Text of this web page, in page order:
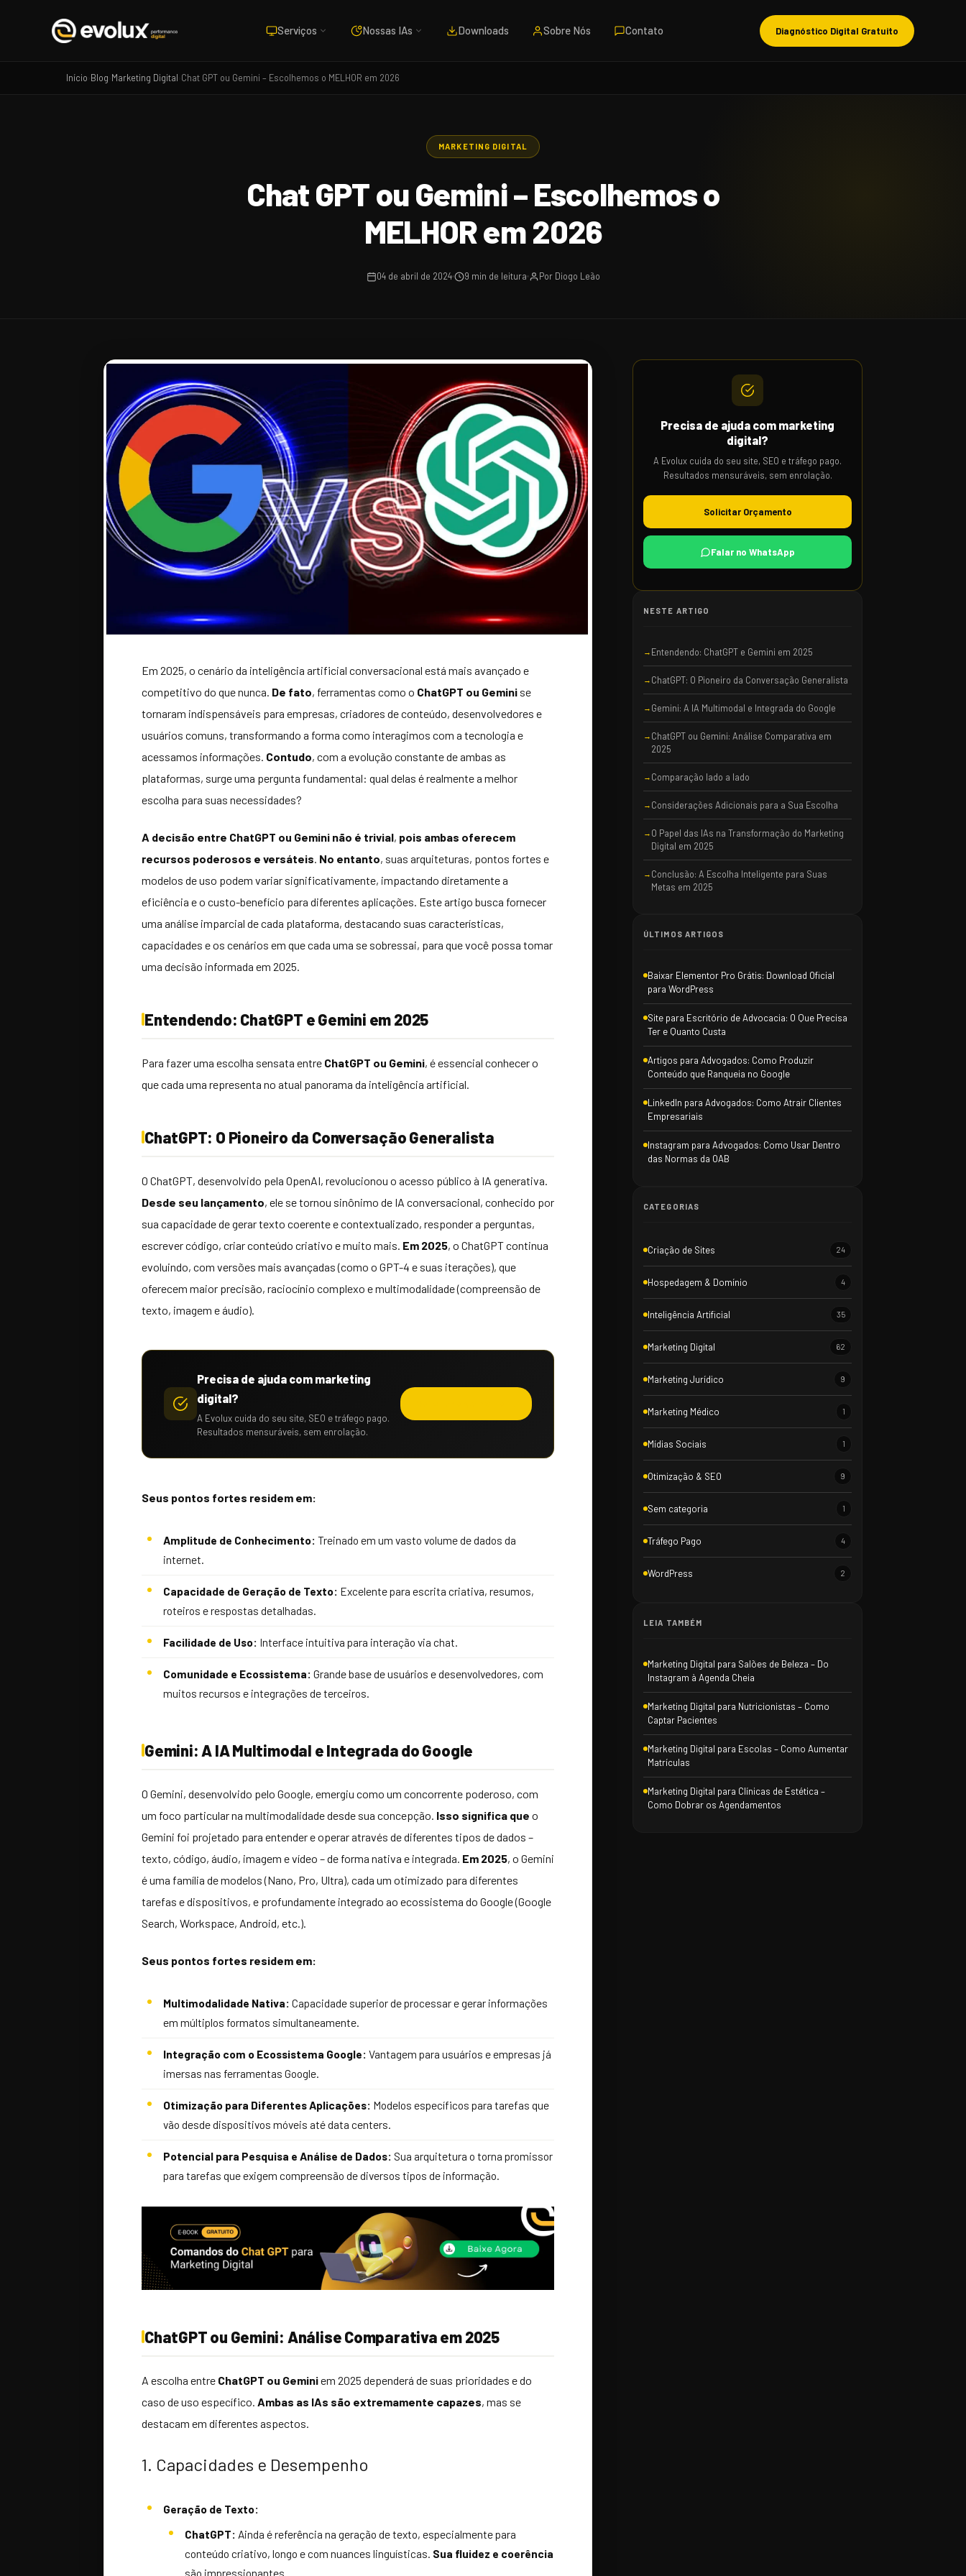
Serviços Nossas IAs Downloads Sobre Nós Contato Diagnóstico Digital Gratuito
Início Blog Marketing Digital Chat GPT ou Gemini – Escolhemos o MELHOR em 2026
MARKETING DIGITAL
Chat GPT ou Gemini – Escolhemos o
MELHOR em 2026
04 de abril de 2024 9 min de leitura Por Diogo Leão
Em 2025, o cenário da inteligência artificial conversacional está mais avançado e
competitivo do que nunca. De fato, ferramentas como o ChatGPT ou Gemini se
tornaram indispensáveis para empresas, criadores de conteúdo, desenvolvedores e
usuários comuns, transformando a forma como interagimos com a tecnologia e
acessamos informações. Contudo, com a evolução constante de ambas as
plataformas, surge uma pergunta fundamental: qual delas é realmente a melhor
escolha para suas necessidades?
A decisão entre ChatGPT ou Gemini não é trivial, pois ambas oferecem
recursos poderosos e versáteis No entanto, suas arquiteturas, pontos fortes e
modelos de uso podem variar significativamente, impactando diretamente a
eficiência e o custo-benefício para diferentes aplicações. Este artigo busca fornecer
uma análise imparcial de cada plataforma, destacando suas características,
capacidades e os cenários em que cada uma se sobressai, para que você possa tomar
uma decisão informada em 2025.
Entendendo: ChatGPT e Gemini em 2025
Para fazer uma escolha sensata entre ChatGPT ou Gemini, é essencial conhecer o
que cada uma representa no atual panorama da inteligência artificial.
ChatGPT: O Pioneiro da Conversação Generalista
O ChatGPT, desenvolvido pela OpenAI, revolucionou o acesso público à IA generativa.
Desde seu lançamento, ele se tornou sinônimo de IA conversacional, conhecido por
sua capacidade de gerar texto coerente e contextualizado, responder a perguntas,
escrever código, criar conteúdo criativo e muito mais. Em 2025, o ChatGPT continua
evoluindo, com versões mais avançadas (como o GPT-4 e suas iterações), que
oferecem maior precisão, raciocínio complexo e multimodalidade (compreensão de
texto, imagem e áudio).
Precisa de ajuda com marketing
digital?
A Evolux cuida do seu site, SEO e tráfego pago.
Resultados mensuráveis, sem enrolação.
Seus pontos fortes residem em:
Amplitude de Conhecimento: Treinado em um vasto volume de dados da
internet.
Capacidade de Geração de Texto: Excelente para escrita criativa, resumos,
roteiros e respostas detalhadas.
Facilidade de Uso: Interface intuitiva para interação via chat.
Comunidade e Ecossistema: Grande base de usuários e desenvolvedores, com
muitos recursos e integrações de terceiros.
Gemini: A IA Multimodal e Integrada do Google
O Gemini, desenvolvido pelo Google, emergiu como um concorrente poderoso, com
um foco particular na multimodalidade desde sua concepção. Isso significa que o
Gemini foi projetado para entender e operar através de diferentes tipos de dados –
texto, código, áudio, imagem e vídeo – de forma nativa e integrada. Em 2025, o Gemini
é uma família de modelos (Nano, Pro, Ultra), cada um otimizado para diferentes
tarefas e dispositivos, e profundamente integrado ao ecossistema do Google (Google
Search, Workspace, Android, etc.).
Seus pontos fortes residem em:
Multimodalidade Nativa: Capacidade superior de processar e gerar informações
em múltiplos formatos simultaneamente.
Integração com o Ecossistema Google: Vantagem para usuários e empresas já
imersas nas ferramentas Google.
Otimização para Diferentes Aplicações: Modelos específicos para tarefas que
vão desde dispositivos móveis até data centers.
Potencial para Pesquisa e Análise de Dados: Sua arquitetura o torna promissor
para tarefas que exigem compreensão de diversos tipos de informação.
ChatGPT ou Gemini: Análise Comparativa em 2025
A escolha entre ChatGPT ou Geminiem 2025 dependerá de suas prioridades e do
caso de uso específico. Ambas as IAs são extremamente capazes, mas se
destacam em diferentes aspectos.
1. Capacidades e Desempenho
Geração de Texto:
ChatGPT: Ainda é referência na geração de texto, especialmente para
conteúdo criativo, longo e com nuances linguísticas. Sua fluidez e coerência
são impressionantes.
Precisa de ajuda com marketing
digital?
A Evolux cuida do seu site, SEO e tráfego pago.
Resultados mensuráveis, sem enrolação.
Solicitar Orçamento
Falar no WhatsApp
NESTE ARTIGO
Entendendo: ChatGPT e Gemini em 2025
ChatGPT: O Pioneiro da Conversação Generalista
Gemini: A IA Multimodal e Integrada do Google
ChatGPT ou Gemini: Análise Comparativa em
2025
Comparação lado a lado
Considerações Adicionais para a Sua Escolha
O Papel das IAs na Transformação do Marketing
Digital em 2025
Conclusão: A Escolha Inteligente para Suas
Metas em 2025
ÚLTIMOS ARTIGOS
Baixar Elementor Pro Grátis: Download Oficial
para WordPress
Site para Escritório de Advocacia: O Que Precisa
Ter e Quanto Custa
Artigos para Advogados: Como Produzir
Conteúdo que Ranqueia no Google
LinkedIn para Advogados: Como Atrair Clientes
Empresariais
Instagram para Advogados: Como Usar Dentro
das Normas da OAB
CATEGORIAS
Criação de Sites 24
Hospedagem & Domínio 4
Inteligência Artificial 35
Marketing Digital 62
Marketing Jurídico 9
Marketing Médico 1
Mídias Sociais 1
Otimização & SEO 9
Sem categoria 1
Tráfego Pago 4
WordPress 2
LEIA TAMBÉM
Marketing Digital para Salões de Beleza – Do
Instagram à Agenda Cheia
Marketing Digital para Nutricionistas – Como
Captar Pacientes
Marketing Digital para Escolas – Como Aumentar
Matrículas
Marketing Digital para Clínicas de Estética –
Como Dobrar os Agendamentos